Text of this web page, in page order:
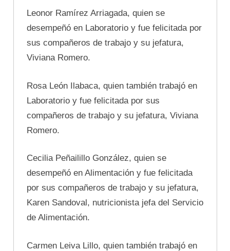
Leonor Ramírez Arriagada, quien se
desempeñó en Laboratorio y fue felicitada por
sus compañeros de trabajo y su jefatura,
Viviana Romero.
Rosa León Ilabaca, quien también trabajó en
Laboratorio y fue felicitada por sus
compañeros de trabajo y su jefatura, Viviana
Romero.
Cecilia Peñailillo González, quien se
desempeñó en Alimentación y fue felicitada
por sus compañeros de trabajo y su jefatura,
Karen Sandoval, nutricionista jefa del Servicio
de Alimentación.
Carmen Leiva Lillo, quien también trabajó en